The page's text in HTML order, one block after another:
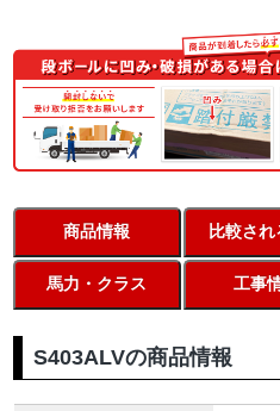
商品情報 比較さ
馬力・クラス 工事
S403ALVの商品情報